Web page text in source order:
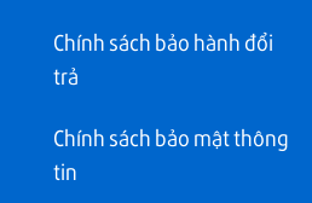
Chính sách bảo hành đổi
trả
Chính sách bảo mật thông
tin